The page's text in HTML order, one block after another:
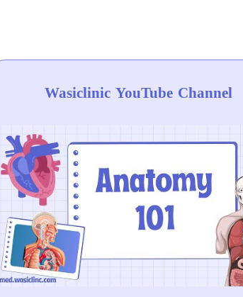
Wasiclinic YouTube Channel